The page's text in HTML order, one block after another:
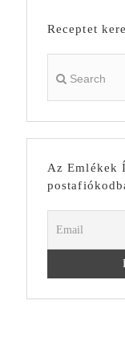
Receptet
Az Emlékek